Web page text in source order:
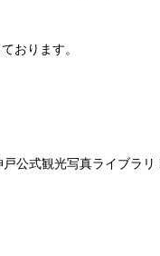
おります。